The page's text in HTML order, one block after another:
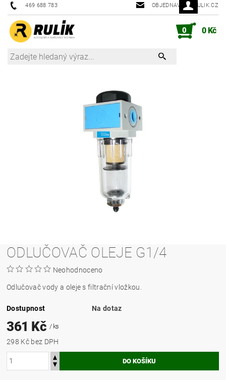
469 688 783 OBJEDNAVKY@RULIK.CZ
0 0 Kč
ODLUČOVAČ OLEJE G1/4
Neohodnoceno
Odlučovač vody a oleje s filtrační vložkou.
Dostupnost Na dotaz
361 Kč / ks
298 Kč bez DPH